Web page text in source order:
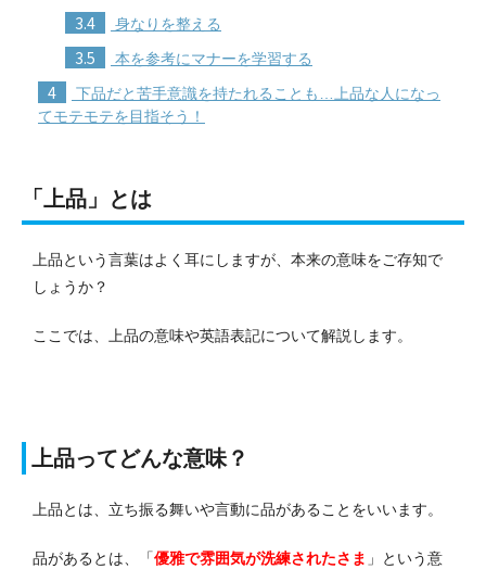
3.4 身なりを整える
3.5 本を参考にマナーを学習する
4
下品だと苦手意識を持たれることも…上品な人になっ
てモテモテを目指そう！
「上品」とは
上品という言葉はよく耳にしますが、本来の意味をご存知で
しょうか？
ここでは、上品の意味や英語表記について解説します。
上品ってどんな意味？
上品とは、立ち振る舞いや言動に品があることをいいます。
品があるとは、「優雅で雰囲気が洗練されたさま 」という意